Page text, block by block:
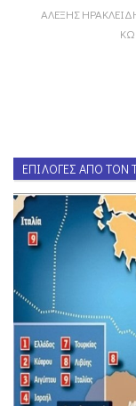
ΑΛΈΞΗΣ
ΕΠΙΛΟΓΈΣ ΑΠΌ ΤΟΝ